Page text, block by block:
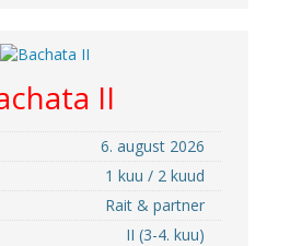
II
6. august 2026
1 kuu / 2 kuud
Rait & partner
II (3-4. kuu)